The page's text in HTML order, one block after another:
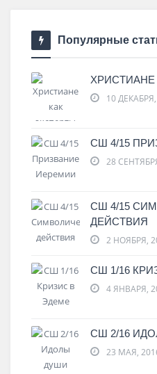
Популярные
ХРИСТИАНЕ
10
СШ 4/15
28
СШ 4/15
ДЕЙСТВИЯ
2 НОЯБРЯ,
СШ 1/16
4 ЯНВАРЯ,
СШ 2/16
23 МАЯ,